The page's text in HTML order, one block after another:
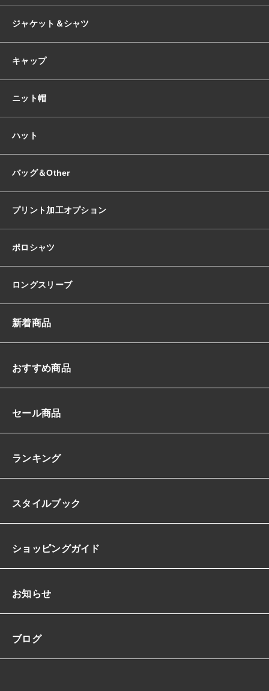
ジャケット＆シャツ
キャップ
ニット帽
ハット
バッグ＆Other
プリント加工オプション
ポロシャツ
ロングスリーブ
新着商品
おすすめ商品
セール商品
ランキング
スタイルブック
ショッピングガイド
お知らせ
ブログ
スタイルブック
ショッピングガイド